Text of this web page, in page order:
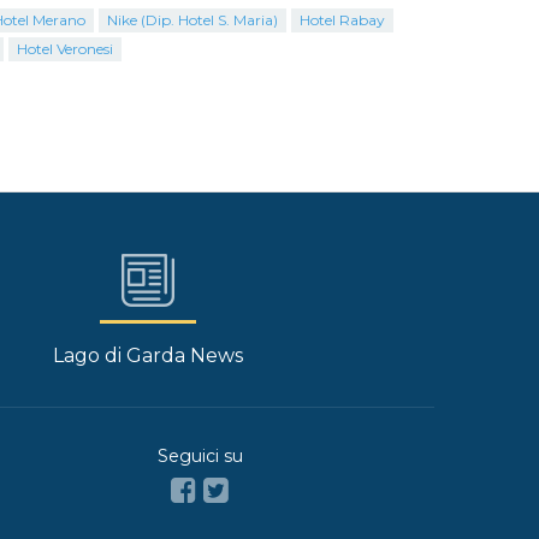
Merano Nike (Dip. Hotel S. Maria)
Hotel Rabay
Hotel Veronesi
Lago di Garda News
Seguici su